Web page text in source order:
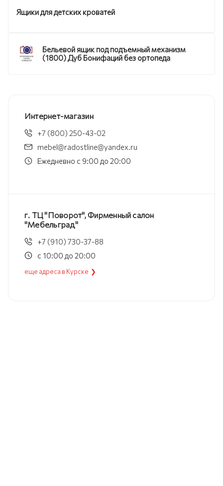
Ящики для детских кроватей
Бельевой ящик под подъемный механизм
(1800) Дуб Бонифаций без ортопеда
Интернет-магазин
+7 (800) 250-43-02
mebel@radostline@yandex.ru
Ежедневно с 9:00 до 20:00
г. ТЦ "Поворот", Фирменный салон
"Мебельград"
+7 (910) 730-37-88
с 10:00 до 20:00
еще адреса в Курске ❯